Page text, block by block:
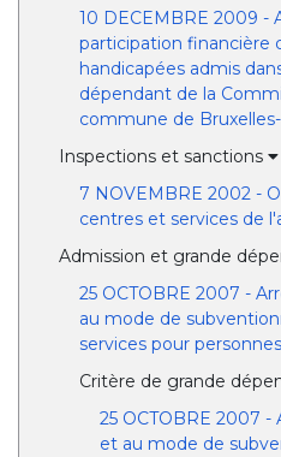
10 DECEMBRE 2009 -
participation financière
handicapées admis
dépendant de la
commune de
Inspections et sanctions
7 NOVEMBRE 2002 -
centres et services de
Admission et grande
25 OCTOBRE 2007 -
au mode de
services pour
Critère de grande
25 OCTOBRE 2007
et au mode de